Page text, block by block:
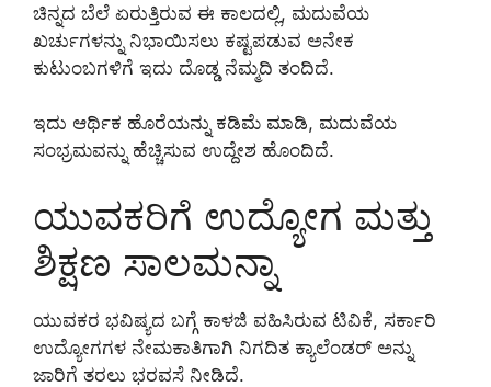
ಚಿನ್ನದ ಬೆಲೆ ಏರುತ್ತಿರುವ ಈ ಕಾಲದಲ್ಲಿ, ಮದುವೆಯ
ಖರ್ಚುಗಳನ್ನು ನಿಭಾಯಿಸಲು ಕಷ್ಟಪಡುವ ಅನೇಕ
ಕುಟುಂಬಗಳಿಗೆ ಇದು ದೊಡ್ಡ ನೆಮ್ಮದಿ ತಂದಿದೆ.
ಇದು ಆರ್ಥಿಕ ಹೊರೆಯನ್ನು ಕಡಿಮೆ ಮಾಡಿ, ಮದುವೆಯ
ಸಂಭ್ರಮವನ್ನು ಹೆಚ್ಚಿಸುವ ಉದ್ದೇಶ ಹೊಂದಿದೆ.
ಯುವಕರಿಗೆ ಉದ್ಯೋಗ ಮತ್ತು
ಶಿಕ್ಷಣ ಸಾಲಮನ್ನಾ
ಯುವಕರ ಭವಿಷ್ಯದ ಬಗ್ಗೆ ಕಾಳಜಿ ವಹಿಸಿರುವ ಟಿವಿಕೆ, ಸರ್ಕಾರಿ
ಉದ್ಯೋಗಗಳ ನೇಮಕಾತಿಗಾಗಿ ನಿಗದಿತ ಕ್ಯಾಲೆಂಡರ್ ಅನ್ನು
ಜಾರಿಗೆ ತರಲು ಭರವಸೆ ನೀಡಿದೆ.